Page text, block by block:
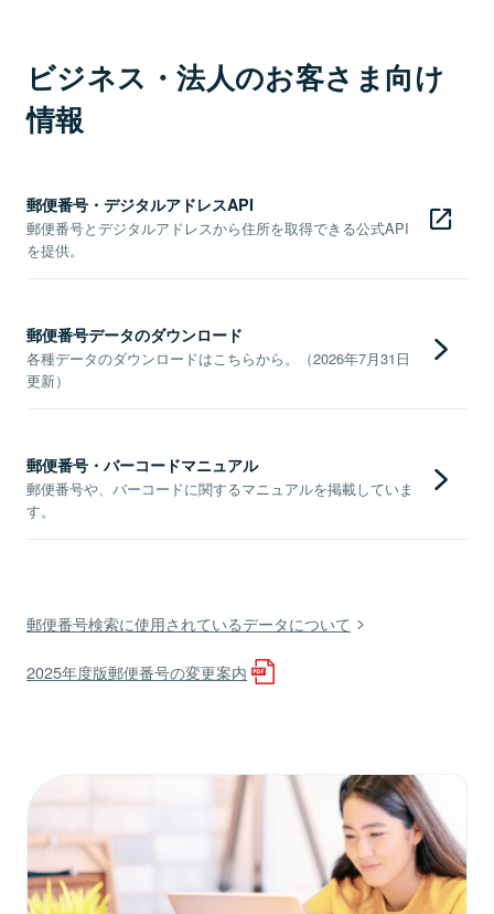
ビジネス・法人のお客さま向け
情報
郵便番号・デジタルアドレスAPI
郵便番号とデジタルアドレスから住所を取得できる公式API
を提供。
郵便番号データのダウンロード
各種データのダウンロードはこちらから。（2026年7月31日
更新）
郵便番号・バーコードマニュアル
郵便番号や、バーコードに関するマニュアルを掲載していま
す。
郵便番号検索に使用されているデータについて
2025年度版郵便番号の変更案内